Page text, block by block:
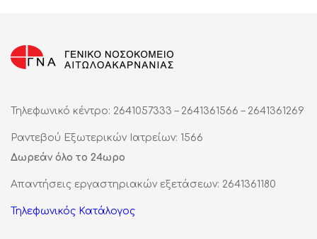
Τηλεφωνικό κέντρο: 2641057333 – 2641361566 – 2641361269
Ραντεβού Εξωτερικών Ιατρείων: 1566
Δωρεάν όλο το 24ωρο
Απαντήσεις εργαστηριακών εξετάσεων: 2641361180
Τηλεφωνικός Κατάλογος